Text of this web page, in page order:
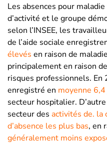
Les absences pour
d’activité et le groupe
selon l’INSEE, les
de l’aide sociale
élevés en raison de
principalement en raison
risques professionnels.
enregistré en moyenne 6,4
secteur hospitalier.
secteur des activités de. la
d’absence les plus bas, en
généralement moins